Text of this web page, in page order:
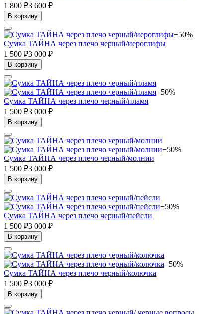
1 800 ₽3 600 ₽
В корзину
−50%
Сумка ТАЙНА через плечо черный/иероглифы
1 500 ₽3 000 ₽
В корзину
−50%
Сумка ТАЙНА через плечо черный/пламя
1 500 ₽3 000 ₽
В корзину
−50%
Сумка ТАЙНА через плечо черный/молнии
1 500 ₽3 000 ₽
В корзину
−50%
Сумка ТАЙНА через плечо черный/пейсли
1 500 ₽3 000 ₽
В корзину
−50%
Сумка ТАЙНА через плечо черный/колючка
1 500 ₽3 000 ₽
В корзину